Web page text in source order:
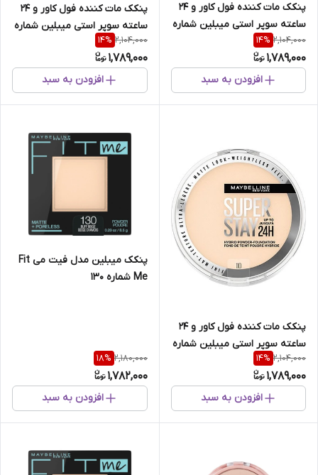
پنکک مات کننده فول کاور و 24
ساعته سوپر استی میبلین شماره
220
2,104,000
14%
1,789,000
افزودن به سبد
پنکک مات کننده فول کاور و 24
ساعته سوپر استی میبلین شماره
120
2,104,000
14%
1,789,000
افزودن به سبد
پنکک مات کننده فول کاور و 24
ساعته سوپر استی میبلین شماره
110
2,104,000
14%
1,789,000
افزودن به سبد
پنکک میبلین مدل فیت می Fit
Me شماره 130
2,180,000
18%
1,782,000
افزودن به سبد